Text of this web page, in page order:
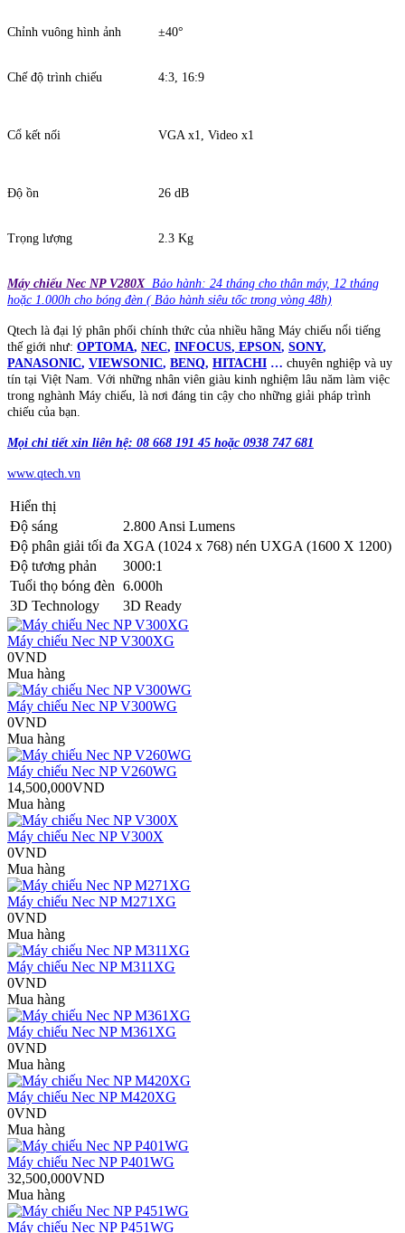
Chỉnh vuông hình ảnh ±40°
Chế độ trình chiếu 4:3, 16:9
Cổ kết nối VGA x1, Video x1
Độ ồn 26 dB
Trọng lượng 2.3 Kg
Máy chiếu Nec NP V280X Bảo hành: 24 tháng cho thân máy, 12 tháng
hoặc 1.000h cho bóng đèn ( Bảo hành siêu tốc trong vòng 48h)
Qtech là đại lý phân phối chính thức của nhiều hãng Máy chiếu nổi tiếng
thế giới như: OPTOMA, NEC, INFOCUS, EPSON, SONY,
PANASONIC, VIEWSONIC, BENQ, HITACHI … chuyên nghiệp và uy
tín tại Việt Nam. Với những nhân viên giàu kinh nghiệm lâu năm làm việc
trong nghành Máy chiếu, là nơi đáng tin cậy cho những giải pháp trình
chiếu của bạn.
Mọi chi tiết xin liên hệ: 08 668 191 45 hoặc 0938 747 681
www.qtech.vn
Hiển thị
Độ sáng
2.800 Ansi Lumens
Độ phân giải tối đa XGA (1024 x 768) nén UXGA (1600 X 1200)
Độ tương phản
3000:1
Tuổi thọ bóng đèn 6.000h
3D Technology
3D Ready
Máy chiếu Nec NP V300XG
0VND
Mua hàng
Máy chiếu Nec NP V300WG
0VND
Mua hàng
Máy chiếu Nec NP V260WG
14,500,000VND
Mua hàng
Máy chiếu Nec NP V300X
0VND
Mua hàng
Máy chiếu Nec NP M271XG
0VND
Mua hàng
Máy chiếu Nec NP M311XG
0VND
Mua hàng
Máy chiếu Nec NP M361XG
0VND
Mua hàng
Máy chiếu Nec NP M420XG
0VND
Mua hàng
Máy chiếu Nec NP P401WG
32,500,000VND
Mua hàng
Máy chiếu Nec NP P451WG